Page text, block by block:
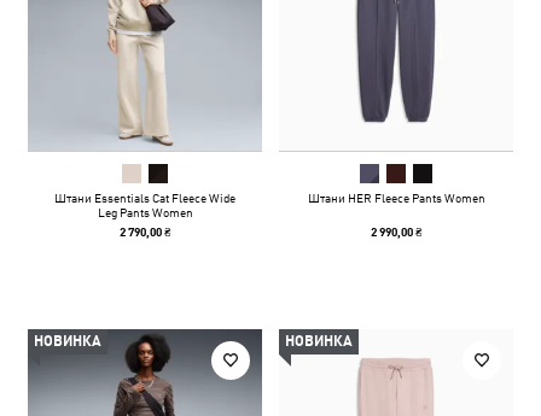
Штани Essentials Cat Fleece Wide
Leg Pants Women
2 790,00 ₴
Штани HER Fleece Pants Women
2 990,00 ₴
НОВИНКА НОВИНКА